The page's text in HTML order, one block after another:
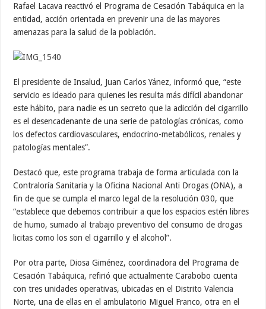
Rafael Lacava reactivó el Programa de Cesación Tabáquica en la
entidad, acción orientada en prevenir una de las mayores
amenazas para la salud de la población.
El presidente de Insalud, Juan Carlos Yánez, informó que, “este
servicio es ideado para quienes les resulta más difícil abandonar
este hábito, para nadie es un secreto que la adicción del cigarrillo
es el desencadenante de una serie de patologías crónicas, como
los defectos cardiovasculares, endocrino-metabólicos, renales y
patologías mentales”.
Destacó que, este programa trabaja de forma articulada con la
Contraloría Sanitaria y la Oficina Nacional Anti Drogas (ONA), a
fin de que se cumpla el marco legal de la resolución 030, que
“establece que debemos contribuir a que los espacios estén libres
de humo, sumado al trabajo preventivo del consumo de drogas
licitas como los son el cigarrillo y el alcohol”.
Por otra parte, Diosa Giménez, coordinadora del Programa de
Cesación Tabáquica, refirió que actualmente Carabobo cuenta
con tres unidades operativas, ubicadas en el Distrito Valencia
Norte, una de ellas en el ambulatorio Miguel Franco, otra en el